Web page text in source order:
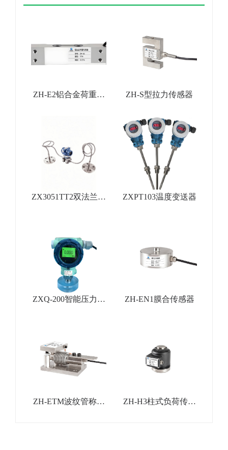
ZH-E2铝合金荷重传
ZH-S型拉力传感器
ZX3051TT2双法兰差
ZXPT103温度变送器
ZXQ-200智能压力变
ZH-EN1膜合传感器
ZH-ETM波纹管称重
ZH-H3柱式负荷传感